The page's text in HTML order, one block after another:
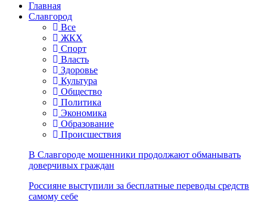
Главная
Славгород
Все
ЖКХ
Спорт
Власть
Здоровье
Культура
Общество
Политика
Экономика
Образование
Происшествия
В Славгороде мошенники продолжают обманывать
доверчивых граждан
Россияне выступили за бесплатные переводы средств
самому себе